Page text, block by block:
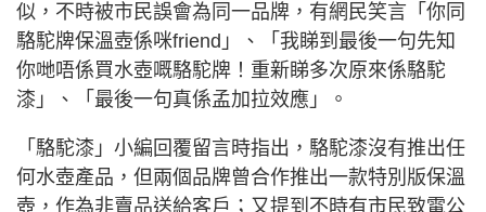
似，不時被市民誤會為同一品牌，有網民笑言「你同
駱駝牌保溫壺係咪friend」、「我睇到最後一句先知
你哋唔係買水壺嘅駱駝牌！重新睇多次原來係駱駝
漆」、「最後一句真係孟加拉效應」。
「駱駝漆」小編回覆留言時指出，駱駝漆沒有推出任
何水壺產品，但兩個品牌曾合作推出一款特別版保溫
壺，作為非賣品送給客戶；又提到不時有市民致電公